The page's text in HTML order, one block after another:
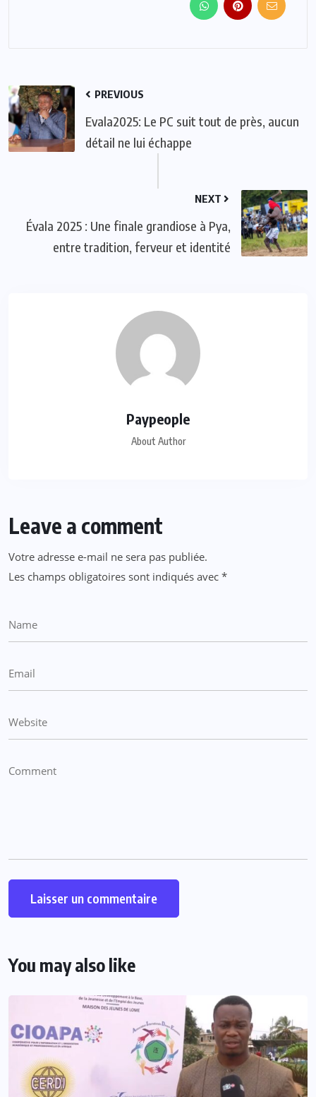
PREVIOUS
Evala2025: Le PC suit tout de près, aucun
détail ne lui échappe
NEXT
Évala 2025 : Une finale grandiose à Pya,
entre tradition, ferveur et identité
Paypeople
About Author
Leave a comment
Votre adresse e-mail ne sera pas publiée.
Les champs obligatoires sont indiqués avec *
You may also like